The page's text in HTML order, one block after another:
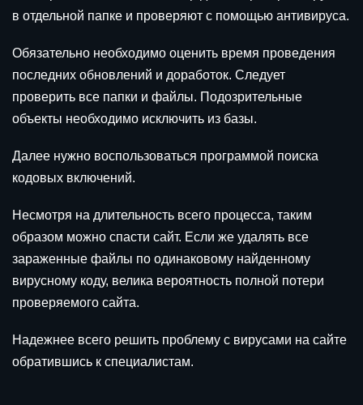
в отдельной папке и проверяют с помощью антивируса.
Обязательно необходимо оценить время проведения
последних обновлений и доработок. Следует
проверить все папки и файлы. Подозрительные
объекты необходимо исключить из базы.
Далее нужно воспользоваться программой поиска
кодовых включений.
Несмотря на длительность всего процесса, таким
образом можно спасти сайт. Если же удалять все
зараженные файлы по одинаковому найденному
вирусному коду, велика вероятность полной потери
проверяемого сайта.
Надежнее всего решить проблему с вирусами на сайте
обратившись к специалистам.